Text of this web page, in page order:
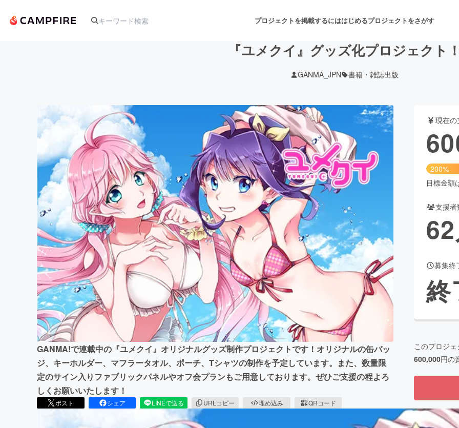
プロジェクトを掲載するにははじめるプロジェクトをさがす
アート・写真 音楽 舞台・パフォーマンス
テクノロジー・ガジェット ゲーム・サービス開発 フード・飲食店
映像・映画 書籍・雑誌出版
ビジネス・起業 チャレンジ ビューティー・ヘルスケ
まちづくり・地域活性化
CAMPFIRE for Social GoodCAMPFIRE Creation
CAMPFIREふるさと納税
machi-yaコミュニティ
『ユメクイ』グッズ化プロジェクト
GANMA_JPN 書籍・雑誌出版
GANMA!で連載中の『ユメクイ』オリジナルグッズ制作プロジェクトです！オリジナルの缶バッ
ジ、キーホルダー、マフラータオル、ポーチ、Tシャツの制作を予定しています。また、数量限
定のサイン入りファブリックパネルやオフ会プランもご用意しております。ぜひご支援の程よろ
しくお願いいたします！
ポスト シェア LINEで送る URLコピー 埋め込み QRコード
現在
200%
目標金額
支援者
62
募集終
終
このプロジ
600,000円の